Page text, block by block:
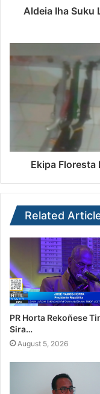
Aldeia Iha Suku
Ekipa Floresta
Related
PR Horta Rekoñese
Sira…
August 5, 2026